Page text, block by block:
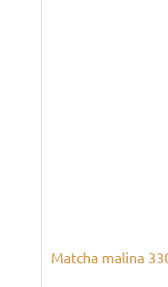
Matcha malina